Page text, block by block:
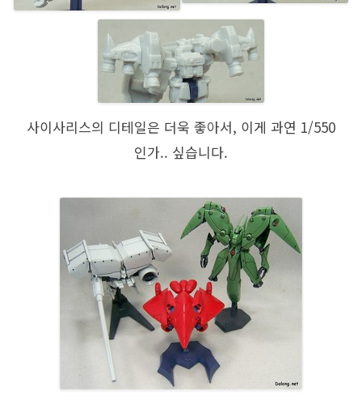
사이사리스의 디테일은 더욱 좋아서, 이게 과연 1/550
인가.. 싶습니다.